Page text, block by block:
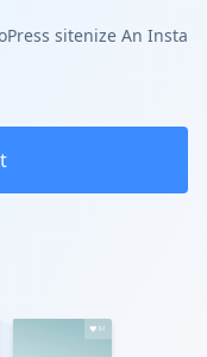
sitenize An Insta